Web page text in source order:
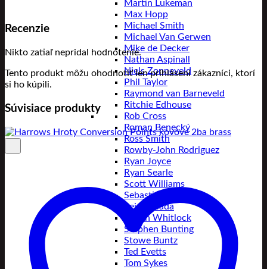
Martin Lukeman
Max Hopp
Michael Smith
Michael Van Gerwen
Mike de Decker
Nathan Aspinall
Niels Zonneveld
Phil Taylor
Raymond van Barneveld
Ritchie Edhouse
Rob Cross
Roman Benecký
Ross Smith
Rowby-John Rodriguez
Ryan Joyce
Ryan Searle
Scott Williams
Sebastian Bialecki
Seigo Asada
Simon Whitlock
Stephen Bunting
Stowe Buntz
Ted Evetts
Tom Sykes
Recenzie
Nikto zatiaľ nepridal hodnotenie.
Tento produkt môžu ohodnotiť len prihlásení zákazníci, ktorí
si ho kúpili.
Súvisiace produkty